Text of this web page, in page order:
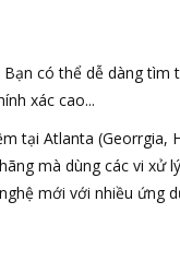
có thể dễ dàng tìm
xác cao...
tại Atlanta (Georrgia,
mà dùng các vi xử
mới với nhiều ứng